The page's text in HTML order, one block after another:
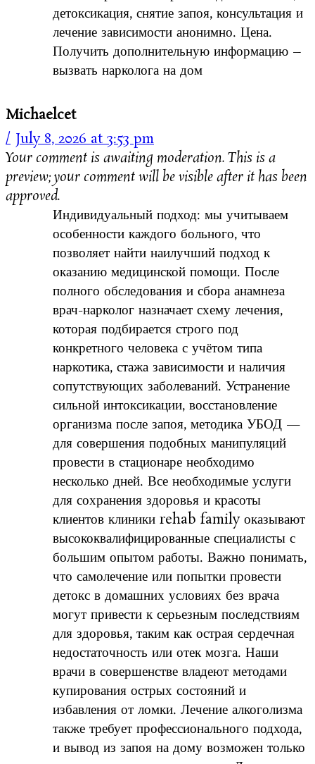
детоксикация, снятие запоя, консультация и
лечение зависимости анонимно. Цена.
Получить дополнительную информацию –
вызвать нарколога на дом
Michaelcet
July 8, 2026 at 3:53 pm
Your comment is awaiting moderation. This is a
preview; your comment will be visible after it has been
approved.
Индивидуальный подход: мы учитываем
особенности каждого больного, что
позволяет найти наилучший подход к
оказанию медицинской помощи. После
полного обследования и сбора анамнеза
врач-нарколог назначает схему лечения,
которая подбирается строго под
конкретного человека с учётом типа
наркотика, стажа зависимости и наличия
сопутствующих заболеваний. Устранение
сильной интоксикации, восстановление
организма после запоя, методика УБОД —
для совершения подобных манипуляций
провести в стационаре необходимо
несколько дней. Все необходимые услуги
для сохранения здоровья и красоты
клиентов клиники rehab family оказывают
высококвалифицированные специалисты с
большим опытом работы. Важно понимать,
что самолечение или попытки провести
детокс в домашних условиях без врача
могут привести к серьезным последствиям
для здоровья, таким как острая сердечная
недостаточность или отек мозга. Наши
врачи в совершенстве владеют методами
купирования острых состояний и
избавления от ломки. Лечение алкоголизма
также требует профессионального подхода,
и вывод из запоя на дому возможен только